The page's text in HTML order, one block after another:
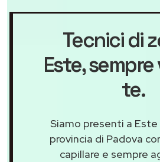
Tecnici di
Este,
te.
Siamo presenti a
provincia di Padova
capillare e sempre